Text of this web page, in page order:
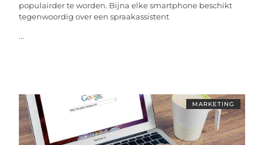
populairder te worden. Bijna elke smartphone beschikt
tegenwoordig over een spraakassistent
...
MARKETING